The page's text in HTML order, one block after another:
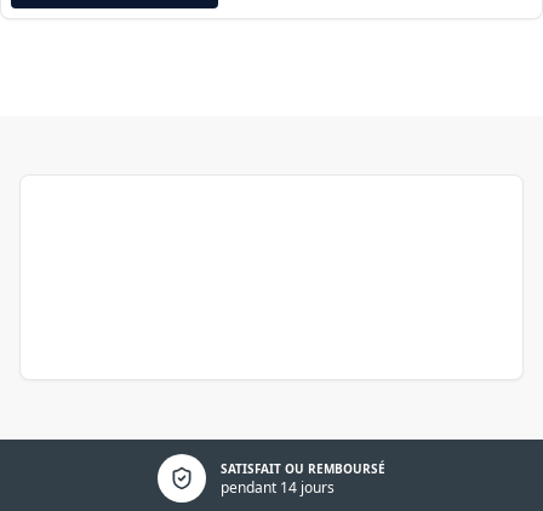
SATISFAIT OU REMBOURSÉ
pendant 14 jours
Politique de confidentialité